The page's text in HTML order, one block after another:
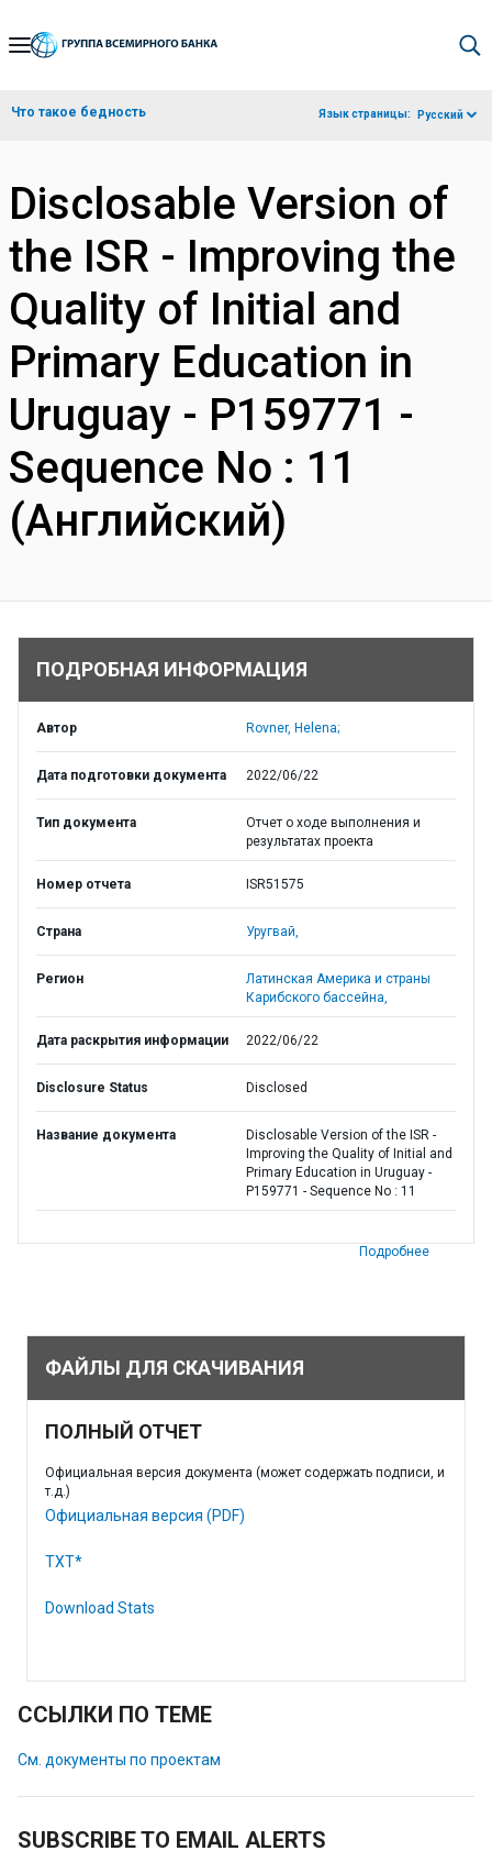
Skip
Navigation
Что такое бедность Язык страницы: Русский
Disclosable Version of
the ISR - Improving the
Quality of Initial and
Primary Education in
Uruguay - P159771 -
Sequence No : 11
(Английский)
ПОДРОБНАЯ ИНФОРМАЦИЯ
Автор Rovner, Helena;
Дата подготовки документа 2022/06/22
Тип документа
Отчет о ходе выполнения и
результатах проекта
Номер отчета ISR51575
Страна Уругвай,
Регион
Латинская Америка и страны
Карибского бассейна,
Дата раскрытия информации 2022/06/22
Disclosure Status Disclosed
Название документа
Disclosable Version of the ISR -
Improving the Quality of Initial and
Primary Education in Uruguay -
P159771 - Sequence No : 11
Подробнее
ФАЙЛЫ ДЛЯ СКАЧИВАНИЯ
ПОЛНЫЙ ОТЧЕТ
Официальная версия документа (может содержать подписи, и
т.д.)
Официальная версия (PDF)
TXT*
Download Stats
ССЫЛКИ ПО ТЕМЕ
См. документы по проектам
SUBSCRIBE TO EMAIL ALERTS